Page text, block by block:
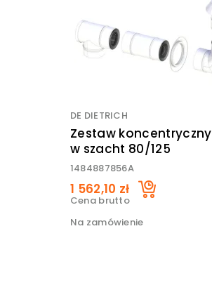
DE DIETRICH
Zestaw koncentryczny
w szacht 80/125
1484887856A
1 562,10 zł
Cena brutto
Na zamówienie